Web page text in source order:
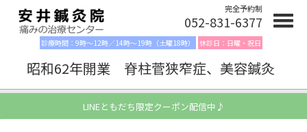
昭和62年開業 脊柱菅狭窄症、美容鍼灸
完全予約制
052-831-6377
診療時間：9時〜12時／14時〜19時（土曜18時） 休診日：日曜・祝日
LINEともだち限定クーポン配信中♪